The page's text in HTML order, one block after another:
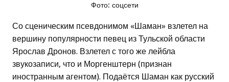
Фото: соцсети
Со сценическим псевдонимом «Шаман» взлетел на
вершину популярности певец из Тульской области
Ярослав Дронов. Взлетел с того же лейбла
звукозаписи, что и Моргенштерн (признан
иностранным агентом). Подаётся Шаман как русский